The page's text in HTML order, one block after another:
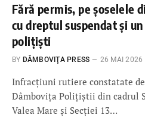
Fără permis, pe șoselele
cu dreptul suspendat și
polițiști
BY DÂMBOVIŢA PRESS 26 MAI 2026
Infracțiuni rutiere constatate
Dâmbovița Polițiștii din cadrul
Valea Mare și Secției 13…